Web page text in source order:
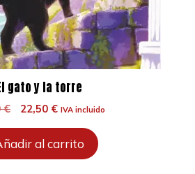
gato y la torre
€
El
original
era:
22,50 €El
actual
es:
IVA incluido
al carrito